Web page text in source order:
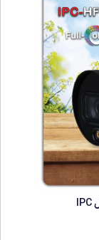
دوربین مداربسته تحت شبکه 4 مگاپیکسل داهوا مدل IPC